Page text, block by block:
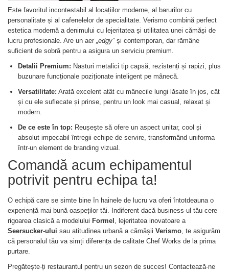
Este favoritul incontestabil al locațiilor moderne, al barurilor cu
personalitate și al cafenelelor de specialitate. Verismo combină perfect
estetica modernă a denimului cu lejeritatea și utilitatea unei cămăși de
lucru profesionale. Are un aer „edgy”și contemporan, dar rămâne
suficient de sobră pentru a asigura un serviciu premium.
Detalii Premium: Nasturi metalici tip capsă, rezistenți și rapizi, plus
buzunare funcționale poziționate inteligent pe mânecă.
Versatilitate: Arată excelent atât cu mânecile lungi lăsate în jos, cât
și cu ele suflecate și prinse, pentru un look mai casual, relaxat și
modern.
De ce este în top: Reușește să ofere un aspect unitar, cool și
absolut impecabil întregii echipe de servire, transformând uniforma
într-un element de branding vizual.
Comandă acum echipamentul
potrivit pentru echipa ta!
O echipă care se simte bine în hainele de lucru va oferi întotdeauna o
experiență mai bună oaspeților tăi. Indiferent dacă business-ul tău cere
rigoarea clasică a modelului Formel , lejeritatea inovatoare a
Seersucker-ului sau atitudinea urbană a cămășii Verismo , te asigurăm
că personalul tău va simți diferența de calitate Chef Works de la prima
purtare.
Pregătește-ți restaurantul pentru un sezon de succes! Contactează-ne